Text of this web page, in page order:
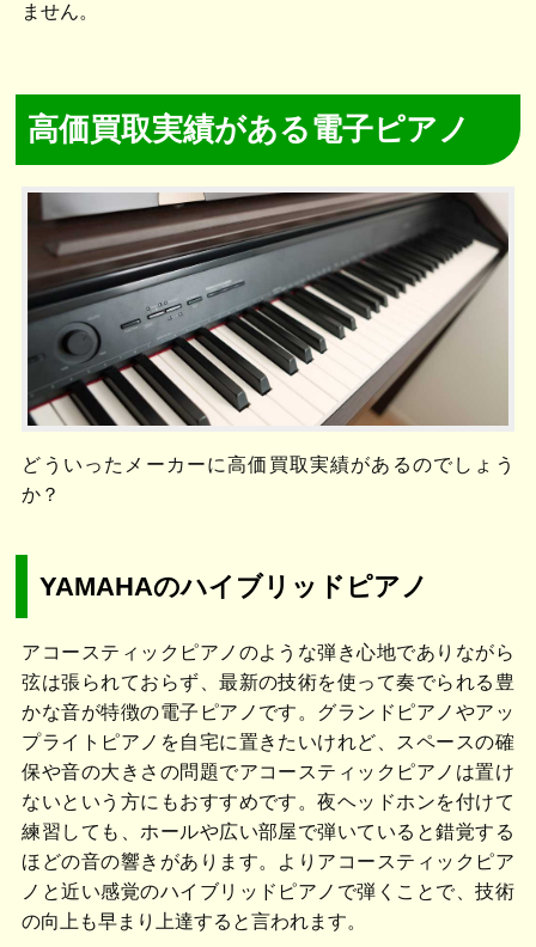
ません。
高価買取実績がある電子ピアノ
どういったメーカーに高価買取実績があるのでしょう
か？
YAMAHAのハイブリッドピアノ
アコースティックピアノのような弾き心地でありながら
弦は張られておらず、最新の技術を使って奏でられる豊
かな音が特徴の電子ピアノです。グランドピアノやアッ
プライトピアノを自宅に置きたいけれど、スペースの確
保や音の大きさの問題でアコースティックピアノは置け
ないという方にもおすすめです。夜ヘッドホンを付けて
練習しても、ホールや広い部屋で弾いていると錯覚する
ほどの音の響きがあります。よりアコースティックピア
ノと近い感覚のハイブリッドピアノで弾くことで、技術
の向上も早まり上達すると言われます。